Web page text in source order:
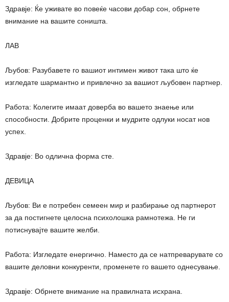
Здравје: Ќе уживате во повеќе часови добар сон, обрнете
внимание на вашите соништа.
ЛАВ
Љубов: Разубавете го вашиот интимен живот така што ќе
изгледате шармантно и привлечно за вашиот љубовен партнер.
Работа: Колегите имаат доверба во вашето знаење или
способности. Добрите проценки и мудрите одлуки носат нов
успех.
Здравје: Во одлична форма сте.
ДЕВИЦА
Љубов: Ви е потребен семеен мир и разбирање од партнерот
за да постигнете целосна психолошка рамнотежа. Не ги
потиснувајте вашите желби.
Работа: Изгледате енергично. Наместо да се натпреварувате со
вашите деловни конкуренти, променете го вашето однесување.
Здравје: Обрнете внимание на правилната исхрана.